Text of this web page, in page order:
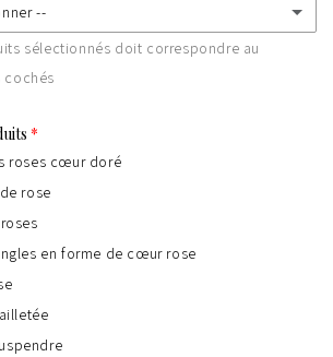
--
obligatoire)
sélectionnés doit correspondre au
cochés
roses cœur doré
rose
en forme de cœur rose